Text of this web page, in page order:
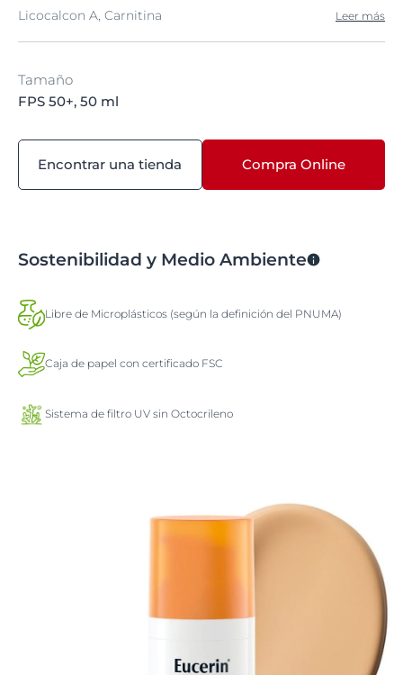
Licocalcon A, Carnitina
Leer más
Tamaño
FPS 50+, 50 ml
Encontrar una tienda Compra Online
Sostenibilidad y Medio Ambiente
Libre de Microplásticos (según la definición del PNUMA)
Caja de papel con certificado FSC
Sistema de filtro UV sin Octocrileno